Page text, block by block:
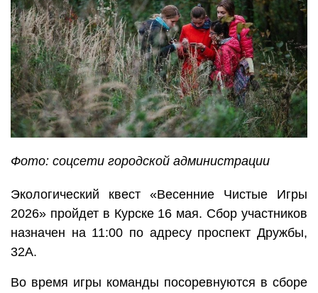
Фото: соцсети городской администрации
Экологический квест «Весенние Чистые Игры
2026» пройдет в Курске 16 мая. Сбор участников
назначен на 11:00 по адресу проспект Дружбы,
32А.
Во время игры команды посоревнуются в сборе